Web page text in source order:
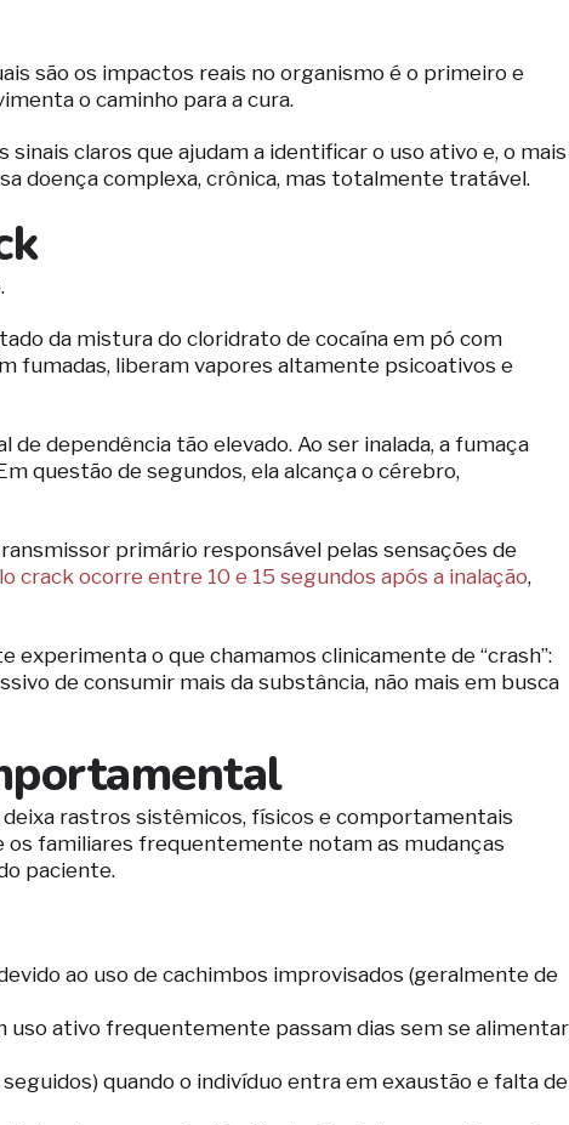
são os impactos reais no organismo é o primeiro e
o caminho para a cura.
claros que ajudam a identificar o uso ativo e, o mais
doença complexa, crônica, mas totalmente tratável.
da mistura do cloridrato de cocaína em pó com
fumadas, liberam vapores altamente psicoativos e
dependência tão elevado. Ao ser inalada, a fumaça
questão de segundos, ela alcança o cérebro,
primário responsável pelas sensações de
ocorre entre 10 e 15 segundos após a inalação,
o que chamamos clinicamente de “crash”:
de consumir mais da substância, não mais em busca
rastros sistêmicos, físicos e comportamentais
os familiares frequentemente notam as mudanças
paciente.
ao uso de cachimbos improvisados (geralmente de
ativo frequentemente passam dias sem se alimentar
quando o indivíduo entra em exaustão e falta de